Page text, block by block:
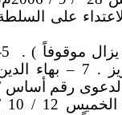
على
أحمد شيخو علي . 6 – محمد صالح عزيز . 7 – بهاء
بالدعوى رقم أساس
9 / لعام